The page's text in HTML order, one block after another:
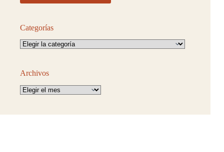
Categorías
Categorías
Archivos
Archivos